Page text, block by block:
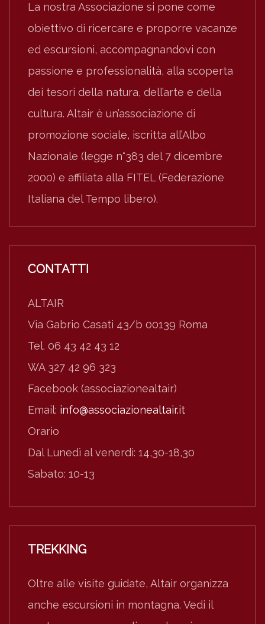
La nostra Associazione si pone come
obiettivo di ricercare e proporre vacanze
ed escursioni, accompagnandovi con
passione e professionalità, alla scoperta
dei tesori della natura, dell’arte e della
cultura. Altair è un’associazione di
promozione sociale, iscritta all’Albo
Nazionale (legge n°383 del 7 dicembre
2000) e affiliata alla FITEL (Federazione
Italiana del Tempo libero).
CONTATTI
ALTAIR
Via Gabrio Casati 43/b 00139 Roma
Tel. 06 43 42 43 12
WA 327 42 96 323
Facebook (associazionealtair)
Email: info@associazionealtair.it
Orario
Dal Lunedì al venerdì: 14,30-18,30
Sabato: 10-13
TREKKING
Oltre alle visite guidate, Altair organizza
anche escursioni in montagna. Vedi il